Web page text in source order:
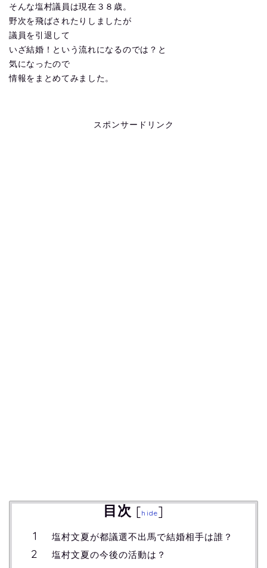
そんな塩村議員は現在３８歳。
野次を飛ばされたりしましたが
議員を引退して
いざ結婚！という流れになるのでは？と
気になったので
情報をまとめてみました。
スポンサードリンク
目次 [hide]
塩村文夏が都議選不出馬で結婚相手は誰？
塩村文夏の今後の活動は？